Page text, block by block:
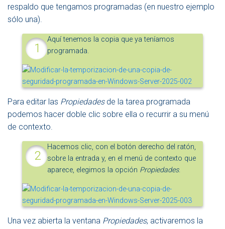
respaldo que tengamos programadas (en nuestro ejemplo
sólo una).
Aquí tenemos la copia que ya teníamos
programada.
Para editar las Propiedadesde la tarea programada
podemos hacer doble clic sobre ella o recurrir a su menú
de contexto.
Hacemos clic, con el botón derecho del ratón,
sobre la entrada y, en el menú de contexto que
aparece, elegimos la opción Propiedades.
Una vez abierta la ventana Propiedades, activaremos la